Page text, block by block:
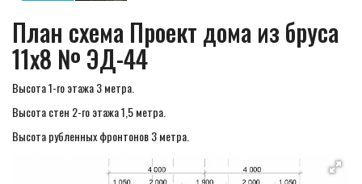
План схема Проект дома из бруса
11х8 № ЭД-44
Высота 1-го этажа 3 метра.
Высота стен 2-го этажа 1,5 метра.
Высота рубленных фронтонов 3 метра.